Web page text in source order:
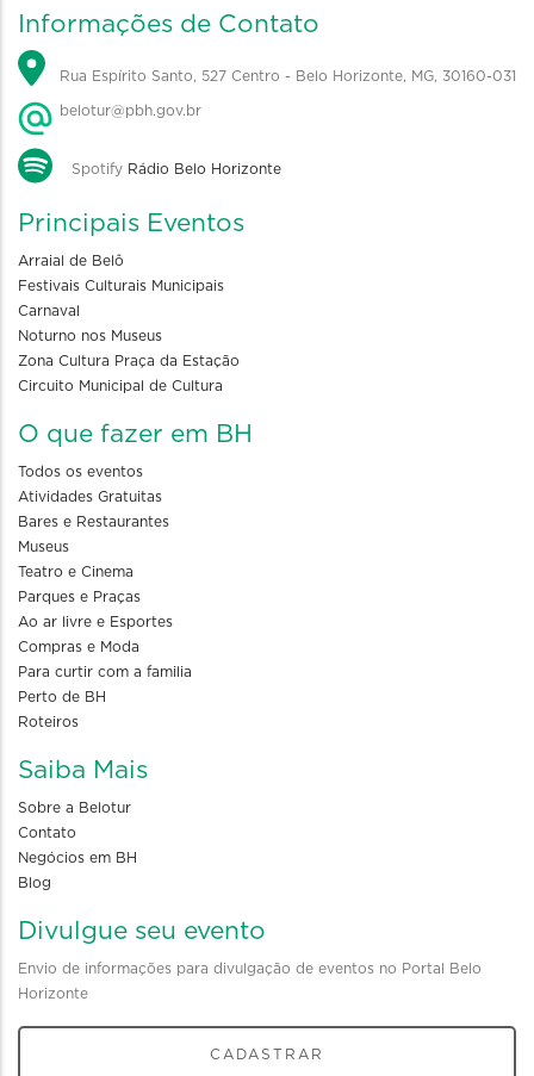
Informações de Contato
Rua Espírito Santo, 527 Centro - Belo Horizonte, MG, 30160-031
belotur@pbh.gov.br
Spotify Rádio Belo Horizonte
Principais Eventos
Arraial de Belô
Festivais Culturais Municipais
Carnaval
Noturno nos Museus
Zona Cultura Praça da Estação
Circuito Municipal de Cultura
O que fazer em BH
Todos os eventos
Atividades Gratuitas
Bares e Restaurantes
Museus
Teatro e Cinema
Parques e Praças
Ao ar livre e Esportes
Compras e Moda
Para curtir com a familia
Perto de BH
Roteiros
Saiba Mais
Sobre a Belotur
Contato
Negócios em BH
Blog
Divulgue seu evento
Envio de informações para divulgação de eventos no Portal Belo
Horizonte
CADASTRAR